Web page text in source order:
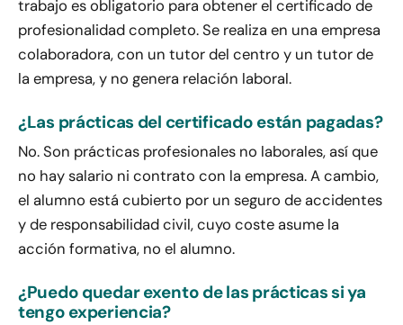
trabajo es obligatorio para obtener el certificado de
profesionalidad completo. Se realiza en una empresa
colaboradora, con un tutor del centro y un tutor de
la empresa, y no genera relación laboral.
¿Las prácticas del certificado están pagadas?
No. Son prácticas profesionales no laborales, así que
no hay salario ni contrato con la empresa. A cambio,
el alumno está cubierto por un seguro de accidentes
y de responsabilidad civil, cuyo coste asume la
acción formativa, no el alumno.
¿Puedo quedar exento de las prácticas si ya
tengo experiencia?